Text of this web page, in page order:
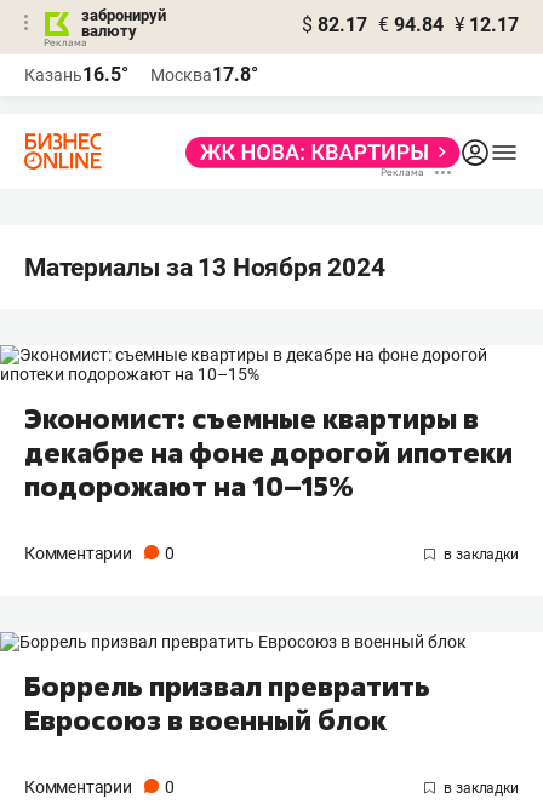
забронируй
валюту
$ 82.17 € 94.84 ¥ 12.17
Казань16.5° Москва17.8°
Материалы за 13 Ноября 2024
Экономист: съемные квартиры в
декабре на фоне дорогой ипотеки
подорожают на 10–15%
Комментарии 0
Боррель призвал превратить
Евросоюз в военный блок
Комментарии 0